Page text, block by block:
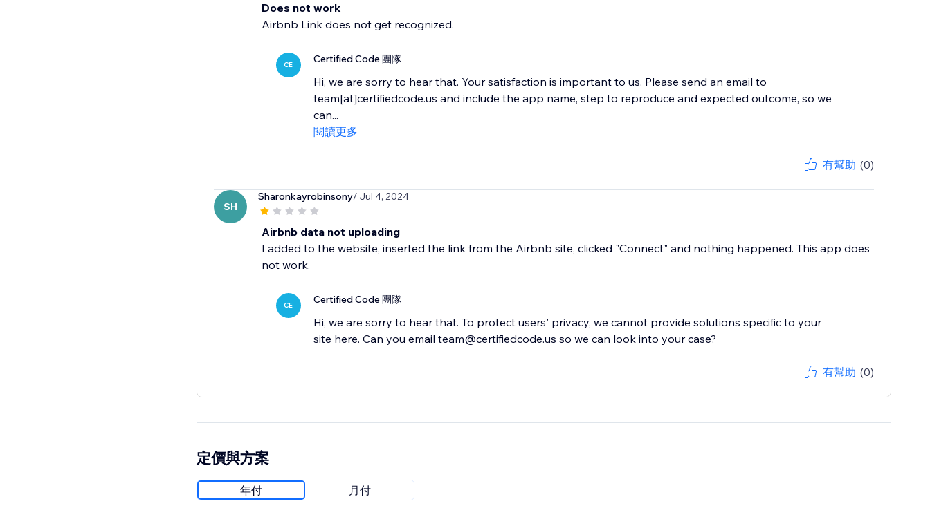
Does not work
Airbnb Link does not get recognized.
CE Certified Code 團隊
Hi, we are sorry to hear that. Your satisfaction is important to us. Please send an email to
team[at]certifiedcode.us and include the app name, step to reproduce and expected outcome, so we
can...
閱讀更多
有幫助 (0)
SH
Sharonkayrobinsony/ Jul 4, 2024
Airbnb data not uploading
I added to the website, inserted the link from the Airbnb site, clicked "Connect" and nothing happened. This app does
not work.
CE Certified Code 團隊
Hi, we are sorry to hear that. To protect users' privacy, we cannot provide solutions specific to your
site here. Can you email team@certifiedcode.us so we can look into your case?
有幫助 (0)
定價與方案
年付 月付